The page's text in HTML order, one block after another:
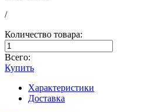
/
Количество товара:
Всего:
Купить
Характеристики
Доставка